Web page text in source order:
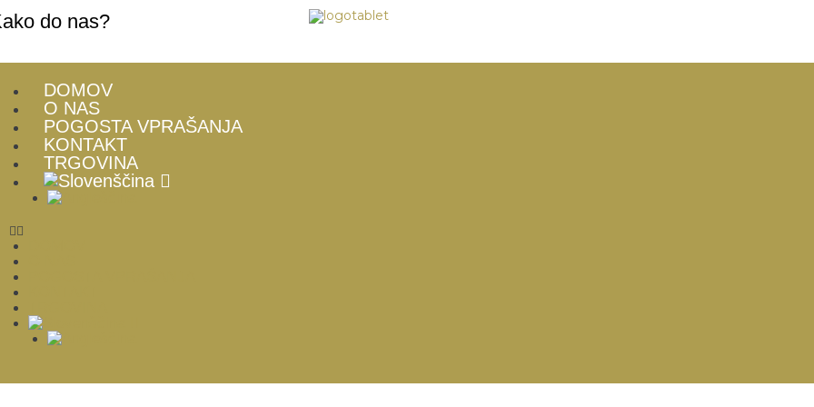
do nas?
DOMOV
O NAS
POGOSTA VPRAŠANJA
KONTAKT
TRGOVINA